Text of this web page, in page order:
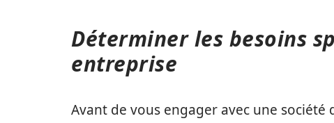
Déterminer les besoins
entreprise
Avant de vous engager avec une